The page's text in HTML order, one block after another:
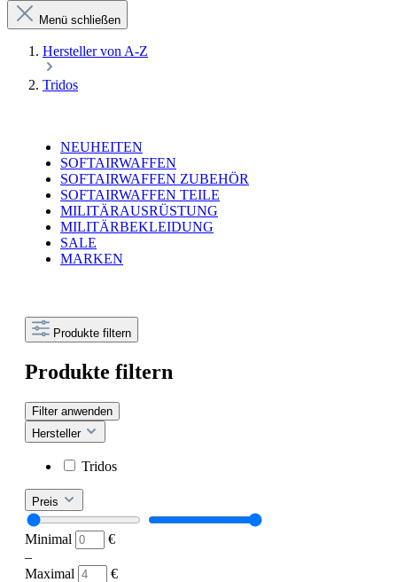
Menü schließen
Hersteller von A-Z
Tridos
NEUHEITEN
SOFTAIRWAFFEN
SOFTAIRWAFFEN ZUBEHÖR
SOFTAIRWAFFEN TEILE
MILITÄRAUSRÜSTUNG
MILITÄRBEKLEIDUNG
SALE
MARKEN
Produkte filtern
Produkte filtern
Filter anwenden
Hersteller
Tridos
Preis
Minimal
€
–
Maximal
€